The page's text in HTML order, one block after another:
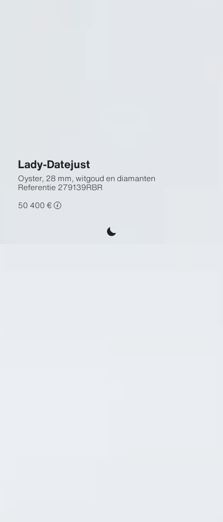
Lady-Datejust
Oyster, 28 mm, witgoud en diamanten
Referentie 279139RBR
50 400 €